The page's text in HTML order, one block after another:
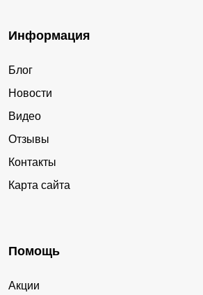
Информация
Блог
Новости
Видео
Отзывы
Контакты
Карта сайта
Помощь
Акции